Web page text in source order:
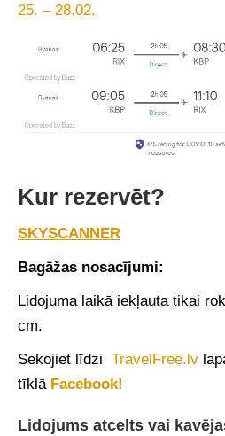
25. – 28.02.
Kur rezervēt?
SKYSCANNER
Bagāžas nosacījumi:
Lidojuma laikā iekļauta tikai
cm.
Sekojiet līdzi TravelFree.lv
tīklā Facebook!
Lidojums atcelts vai